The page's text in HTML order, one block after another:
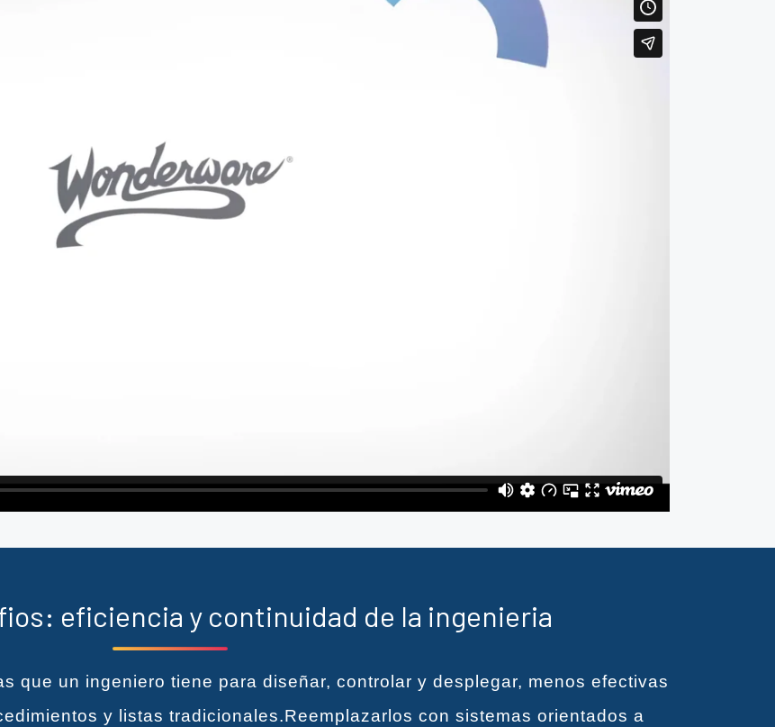
eficiencia y continuidad de la ingenieria
que un ingeniero tiene para diseñar, controlar y desplegar, menos efectivas
y listas tradicionales.Reemplazarlos con sistemas orientados a